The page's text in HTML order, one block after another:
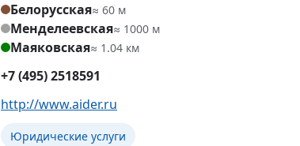
Белорусская≈ 60 м
Менделеевская≈ 1000 м
Маяковская≈ 1.04 км
+7 (495) 2518591
http://www.aider.ru
Юридические услуги